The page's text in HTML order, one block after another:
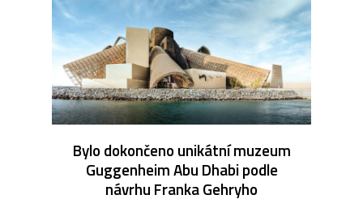
Bylo dokončeno unikátní muzeum
Guggenheim Abu Dhabi podle
návrhu Franka Gehryho